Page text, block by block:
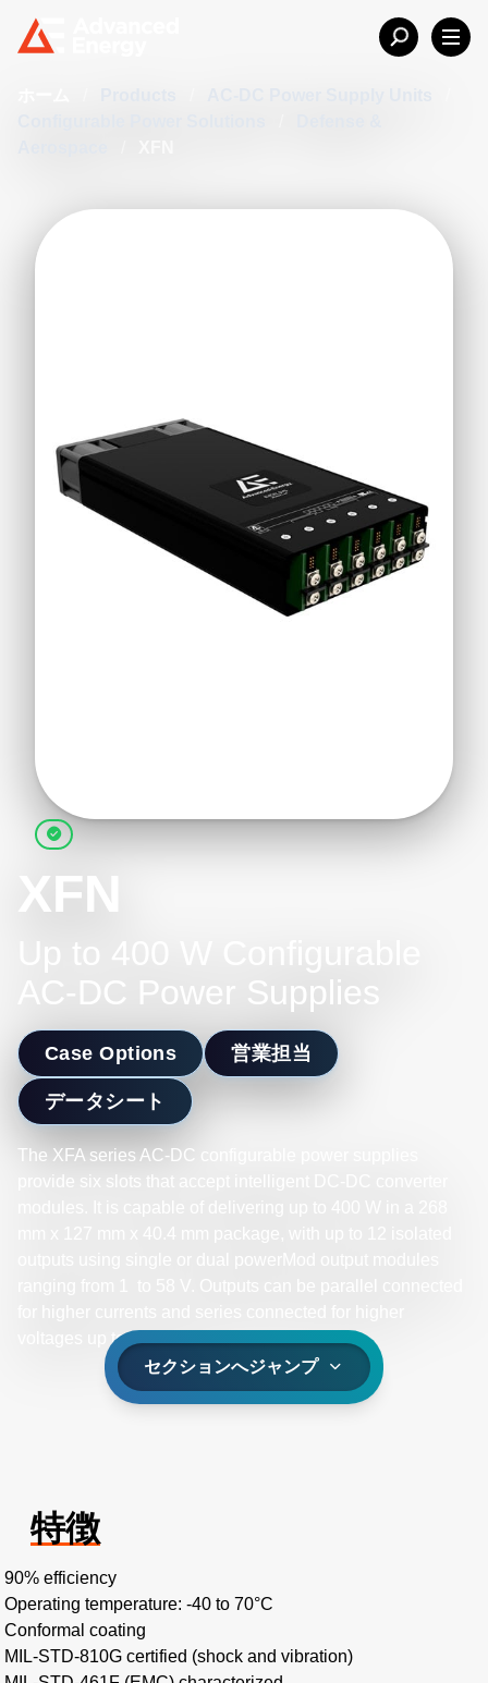
XFN
AC-DC Power Supplies
Case Options 営業担当
データシート
The XFA series AC-DC configurable power supplies
provide six slots that accept intelligent DC-DC converter
voltages up to 348 VDC.​
セクションへジャンプ
特徴
90% efficiency​
Operating temperature: -40 to 70°C ​
Conformal coating​
MIL-STD-810G certified (shock and vibration)​